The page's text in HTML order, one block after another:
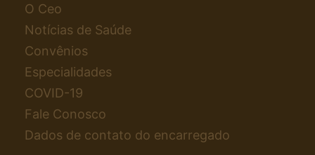
O Ceo
Notícias de Saúde
Convênios
Especialidades
COVID-19
Fale Conosco
Dados de contato do encarregado